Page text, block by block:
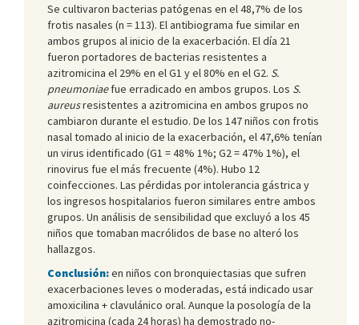
Se cultivaron bacterias patógenas en el 48,7% de los
frotis nasales (n = 113). El antibiograma fue similar en
ambos grupos al inicio de la exacerbación. El día 21
fueron portadores de bacterias resistentes a
azitromicina el 29% en el G1 y el 80% en el G2. S.
pneumoniaefue erradicado en ambos grupos. Los S.
aureusresistentes a azitromicina en ambos grupos no
cambiaron durante el estudio. De los 147 niños con frotis
nasal tomado al inicio de la exacerbación, el 47,6% tenían
un virus identificado (G1 = 48% 1%; G2 = 47% 1%), el
rinovirus fue el más frecuente (4%). Hubo 12
coinfecciones. Las pérdidas por intolerancia gástrica y
los ingresos hospitalarios fueron similares entre ambos
grupos. Un análisis de sensibilidad que excluyó a los 45
niños que tomaban macrólidos de base no alteró los
hallazgos.
Conclusión:en niños con bronquiectasias que sufren
exacerbaciones leves o moderadas, está indicado usar
amoxicilina + clavulánico oral. Aunque la posología de la
azitromicina (cada 24 horas) ha demostrado no-